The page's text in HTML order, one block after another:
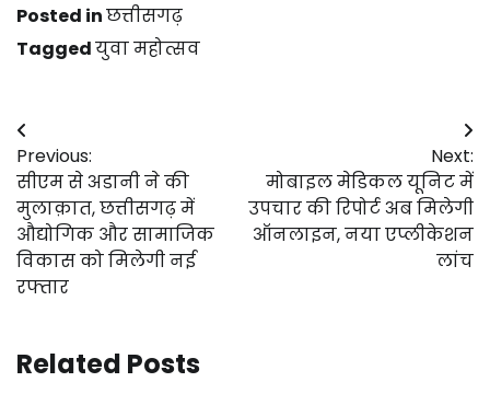
Posted inछत्तीसगढ़
Taggedयुवा महोत्सव
Post
navigation
Previous:
सीएम से अडानी ने की
मुलाक़ात, छत्तीसगढ़ में
औद्योगिक और सामाजिक
विकास को मिलेगी नई
रफ्तार
Next:
मोबाइल मेडिकल यूनिट में
उपचार की रिपोर्ट अब मिलेगी
ऑनलाइन, नया एप्लीकेशन
लांच
Related Posts